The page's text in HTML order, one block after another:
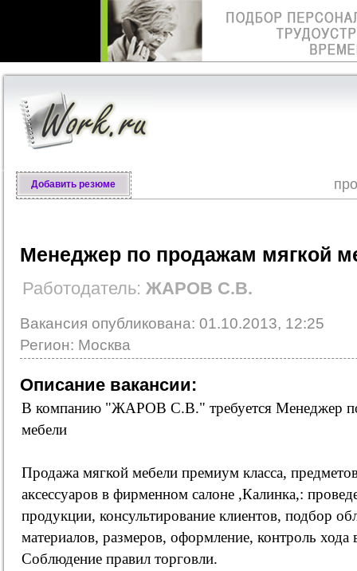
Добавить резюме
Менеджер по продажам мягкой
Работодатель: ЖАРОВ С.В.
Вакансия опубликована: 01.10.2013, 12:25
Регион: Москва
Описание вакансии:
В компанию "ЖАРОВ С.В." требуется Менеджер
мебели
Продажа мягкой мебели премиум класса,
аксессуаров в фирменном салоне ,Калинка,:
продукции, консультирование клиентов, подбор
материалов, размеров, оформление, контроль хода
Соблюдение правил торговли.